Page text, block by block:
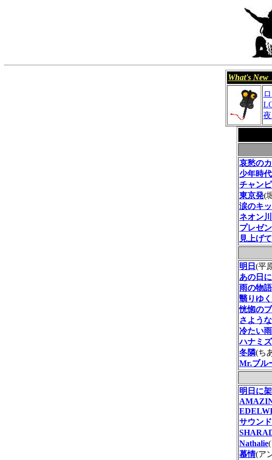
What's New
哀愁の
少年時代
チャン
東京発(
涙のキ
ネオン川
プレゼ
見上げ
明日 (平
あの日
雨の物語
翳りゆ
恍惚の
さよう
冷たい雨
ハナミ
冬隣(ち
Mr.ブル
明日に
サウン
Nathalie
慕情(ア